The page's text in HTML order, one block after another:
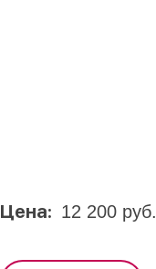
Цена: 12 200 руб.